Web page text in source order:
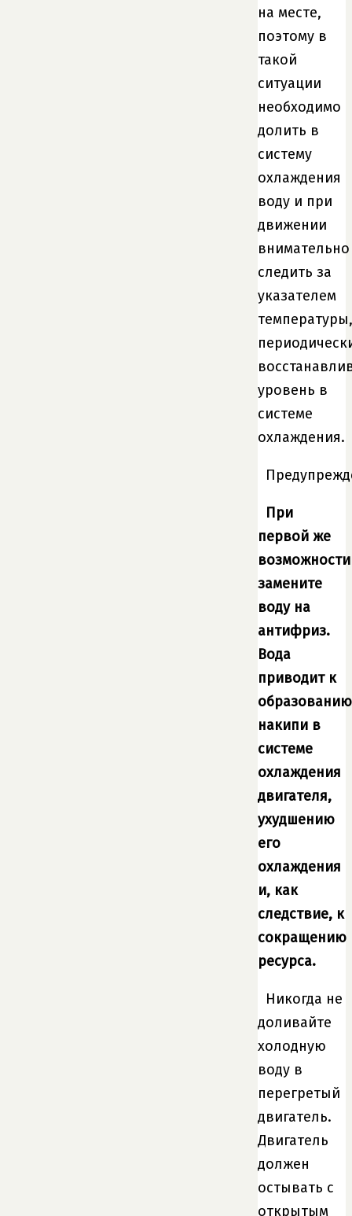
на месте,
поэтому в
такой
ситуации
необходимо
долить в
систему
охлаждения
воду и при
движении
внимательно
следить за
указателем
температуры,
уровень в
системе
охлаждения.​
При
первой же
возможности
замените
воду на
антифриз.
Вода
приводит к
образованию
накипи в
системе
охлаждения
двигателя,
ухудшению
его
охлаждения
и, как
следствие, к
сокращению
ресурса.
Никогда не
доливайте
холодную
воду в
перегретый
двигатель.
Двигатель
должен
остывать с
открытым